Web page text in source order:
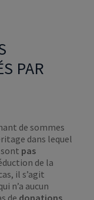
PAR
de sommes
dans lequel
pas
de la
il s’agit
n’a aucun
de donations